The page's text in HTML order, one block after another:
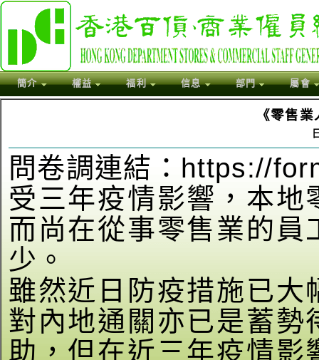
簡介 權益 福利 信息 部門 屬會
《零售
問卷調連結：https://
受三年疫情影響，本地
而尚在從事零售業的員
少。
雖然近日防疫措施已大
對內地通關亦已是蓄勢
助，但在近三年疫情影